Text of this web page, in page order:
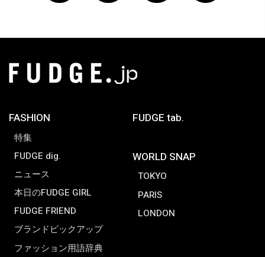
FASHION
特集
FUDGE dig.
ニュース
本日のFUDGE GIRL
FUDGE FRIEND
ブランドピックアップ
ファッション用語辞典
FUDGE tab.
WORLD SNAP
TOKYO
PARIS
LONDON